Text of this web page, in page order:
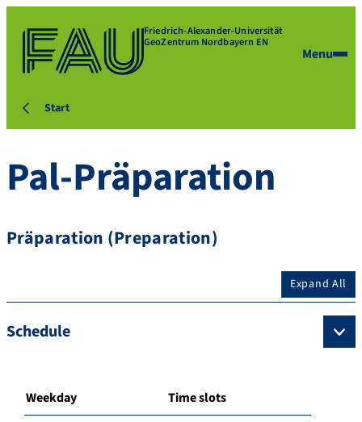
Friedrich-Alexander-Universität
GeoZentrum Nordbayern EN
Menu
Start
Pal-Präparation
Präparation (Preparation)
Expand All
Schedule
Weekday Time slots